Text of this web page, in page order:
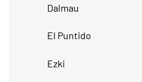
Dalmau
El Puntido
Ezki